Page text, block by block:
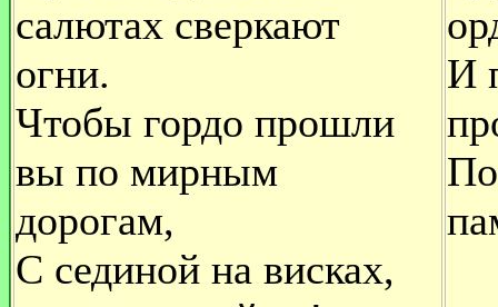
салютах сверкают
огни.
Чтобы гордо прошли
вы по мирным
дорогам,
С сединой на висках,
И